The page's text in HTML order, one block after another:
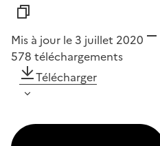
Mis à jour le 3 juillet 2020
578 téléchargements
Télécharger